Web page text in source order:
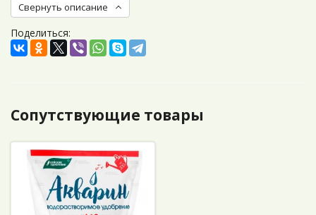
Свернуть описание
Поделиться:
Сопутствующие товары